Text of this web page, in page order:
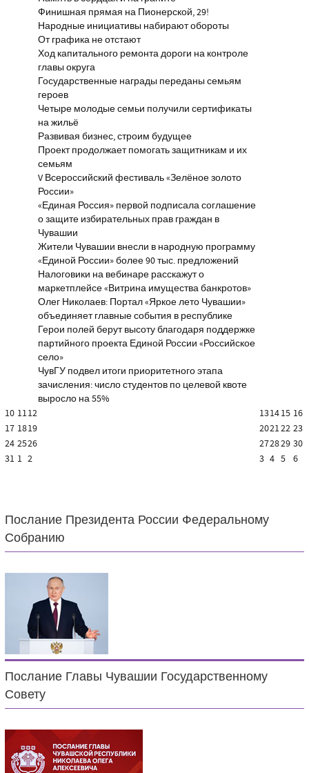
Финишная прямая на Пионерской, 29!
Народные инициативы набирают обороты
От графика не отстают
Ход капитального ремонта дороги на контроле
главы округа
Государственные награды переданы семьям
героев
Четыре молодые семьи получили сертификаты
на жильё
Развивая бизнес, строим будущее
Проект продолжает помогать защитникам и их
семьям
V Всероссийский фестиваль «Зелёное золото
России»
«Единая Россия» первой подписала соглашение
о защите избирательных прав граждан в
Чувашии
Жители Чувашии внесли в народную программу
«Единой России» более 90 тыс. предложений
Налоговики на вебинаре расскажут о
маркетплейсе «Витрина имущества банкротов»
Олег Николаев: Портал «Яркое лето Чувашии»
объединяет главные события в республике
Герои полей берут высоту благодаря поддержке
партийного проекта Единой России «Российское
село»
ЧувГУ подвел итоги приоритетного этапа
зачисления: число студентов по целевой квоте
выросло на 55%
10 1112 131415 16
17 1819 202122 23
24 2526 272829 30
31 1 2 3 4 5 6
Послание Президента России Федеральному
Собранию
Послание Главы Чувашии Государственному
Совету